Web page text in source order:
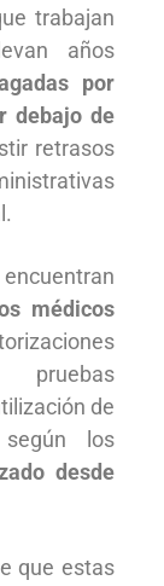
trabajan
años
por
debajo de
retrasos
médicos
pruebas
de
los
desde
que estas